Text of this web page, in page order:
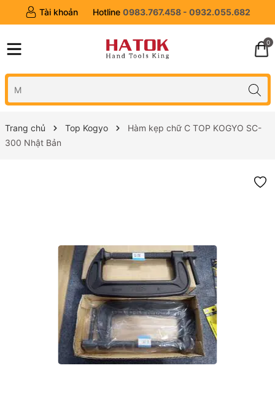
Tài khoản Hotline 0983.767.458 - 0932.055.682
0
Trang chủ Top Kogyo
Hàm kẹp chữ C TOP KOGYO SC-
300 Nhật Bản